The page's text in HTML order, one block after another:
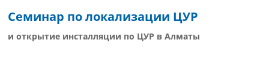
Семинар по локализации ЦУР
и открытие инсталляции по ЦУР в Алматы